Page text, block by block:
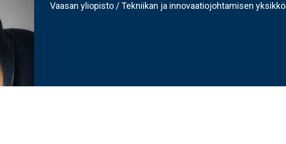
Vaasan yliopisto / Tekniikan ja innovaatiojohtamisen yksikkö